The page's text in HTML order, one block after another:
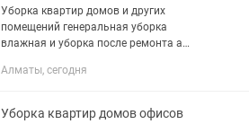
Уборка квартир домов и других
помещений генеральная уборка
влажная и уборка после ремонта а
порядочность гарантирую Наталья
Алматы, сегодня
Уборка квартир домов офисов